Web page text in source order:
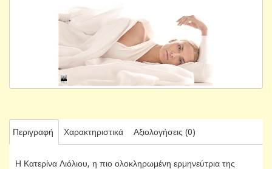
Περιγραφή Χαρακτηριστικά Αξιολογήσεις (0)
Η Κατερίνα Λιόλιου, η πιο ολοκληρωμένη ερμηνεύτρια της